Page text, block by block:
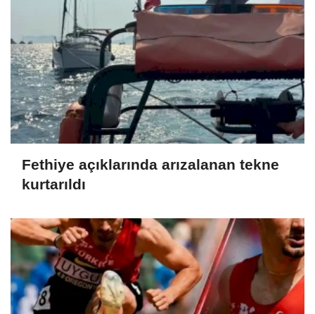
Fethiye açıklarında arızalanan tekne
kurtarıldı